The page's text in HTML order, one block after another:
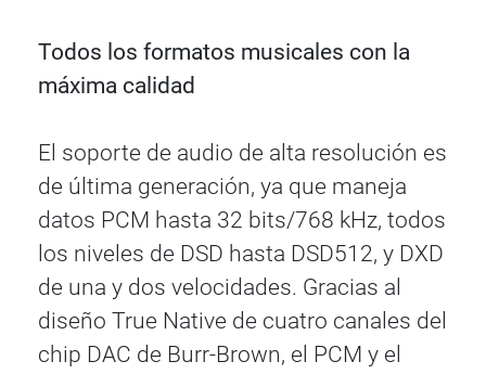
Todos los formatos musicales con la
máxima calidad
El soporte de audio de alta resolución es
de última generación, ya que maneja
datos PCM hasta 32 bits/768 kHz, todos
los niveles de DSD hasta DSD512, y DXD
de una y dos velocidades. Gracias al
diseño True Native de cuatro canales del
chip DAC de Burr-Brown, el PCM y el